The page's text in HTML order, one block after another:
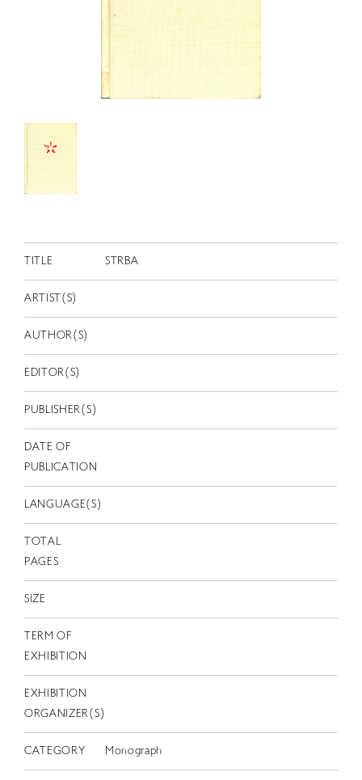
RETRACE
コンサート
JP
EN
TITLE STRBA
ARTIST(S)
AUTHOR(S)
EDITOR(S)
PUBLISHER(S)
DATE OF
PUBLICATION
LANGUAGE(S)
TOTAL
PAGES
SIZE
TERM OF
EXHIBITION
EXHIBITION
ORGANIZER(S)
CATEGORY Monograph